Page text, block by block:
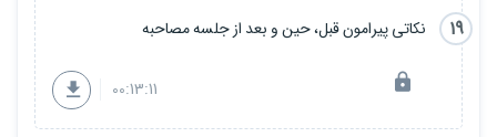
19 نکاتی پیرامون قبل، حین و بعد از جلسه مصاحبه
00:13:11